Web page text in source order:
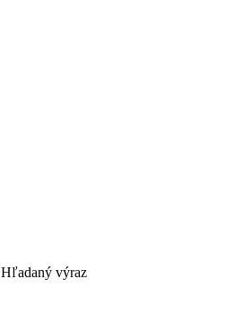
Hľadaný výraz